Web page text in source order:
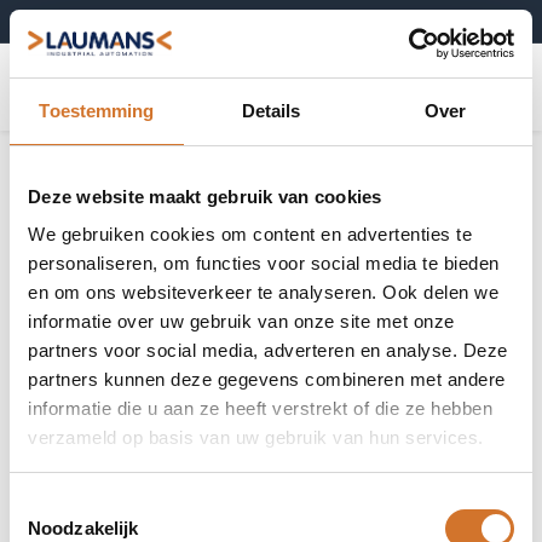
Toestemming Details Over
Deze website maakt gebruik van cookies
We gebruiken cookies om content en advertenties te
personaliseren, om functies voor social media te bieden
en om ons websiteverkeer te analyseren. Ook delen we
informatie over uw gebruik van onze site met onze
partners voor social media, adverteren en analyse. Deze
partners kunnen deze gegevens combineren met andere
informatie die u aan ze heeft verstrekt of die ze hebben
verzameld op basis van uw gebruik van hun services.
Noodzakelijk
0